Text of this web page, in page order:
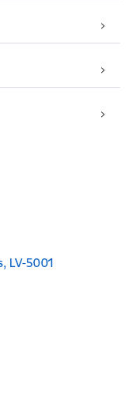
LV-5001